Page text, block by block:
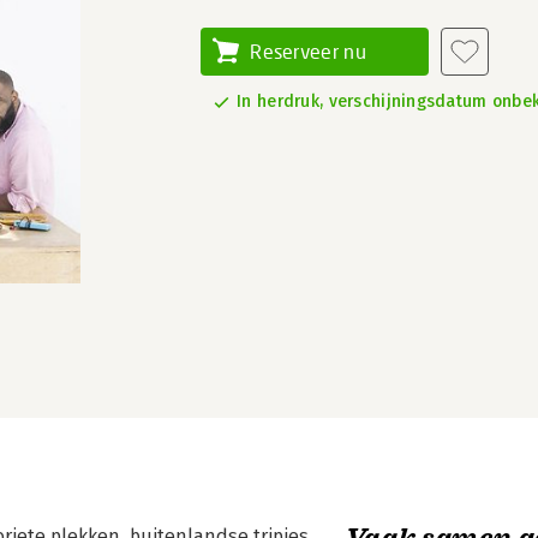
Reserveer nu
In herdruk, verschijningsdatum